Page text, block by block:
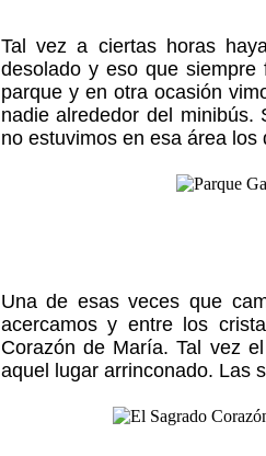
Tal vez a ciertas horas
desolado y eso que
parque y en otra ocasión
nadie alrededor del minibús.
no estuvimos en esa área
Una de esas veces que
acercamos y entre los
Corazón de María. Tal vez
aquel lugar arrinconado. Las